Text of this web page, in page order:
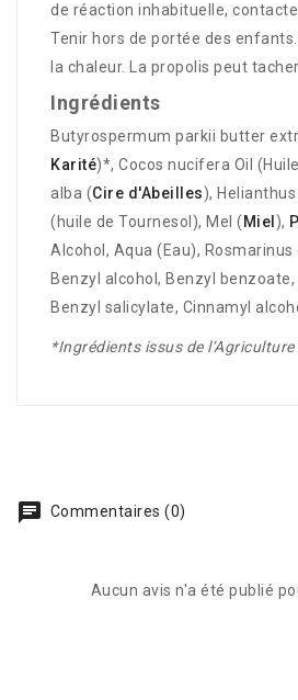
de réaction inhabituelle,
Tenir hors de portée des
la chaleur. La propolis peut
Ingrédients
Butyrospermum parkii butter
Karité)*, Cocos nucifera Oil
alba (Cire d'Abeilles),
(huile de Tournesol), Mel ( Miel ),
Alcohol, Aqua (Eau),
Benzyl alcohol, Benzyl
Benzyl salicylate, Cinnamyl
*Ingrédients issus de
Commentaires (0)
Aucun avis n'a été publié